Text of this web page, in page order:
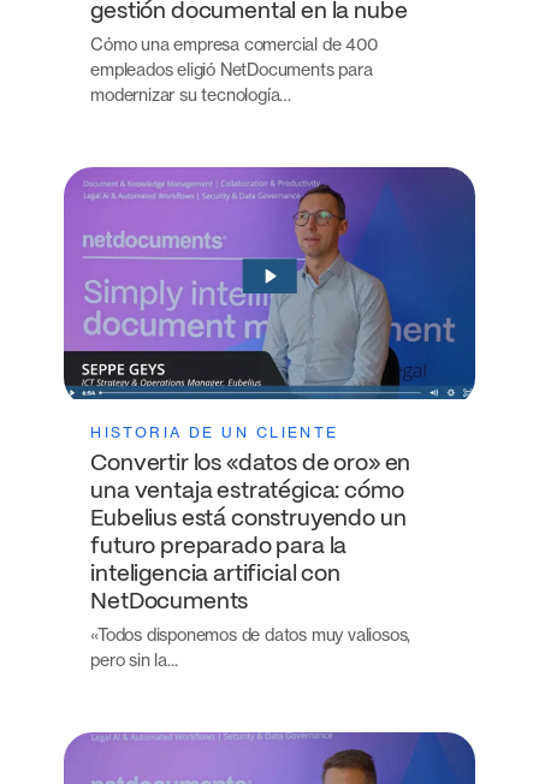
gestión documental en la nube
Cómo una empresa comercial de 400
empleados eligió NetDocuments para
modernizar su tecnología…
HISTORIA DE UN CLIENTE
Convertir los «datos de oro» en
una ventaja estratégica: cómo
Eubelius está construyendo un
futuro preparado para la
inteligencia artificial con
NetDocuments
«Todos disponemos de datos muy valiosos,
pero sin la...